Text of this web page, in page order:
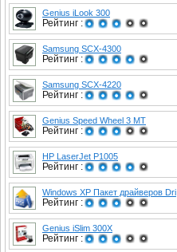
Genius iLook 300
Рейтинг :
Samsung SCX-4300
Рейтинг :
Samsung SCX-4220
Рейтинг :
Genius Speed Wheel 3 MT
Рейтинг :
HP LaserJet P1005
Рейтинг :
Windows XP Пакет драйверов Dri
Рейтинг :
Genius iSlim 300X
Рейтинг :